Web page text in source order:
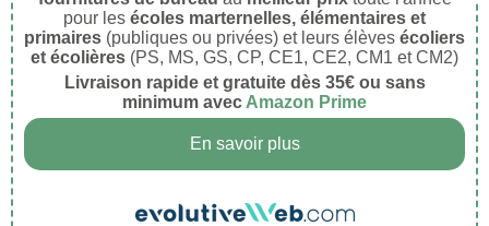
pour les écoles marternelles, élémentaires et
primaires (publiques ou privées) et leurs élèves écoliers
et écolières (PS, MS, GS, CP, CE1, CE2, CM1 et CM2)
Livraison rapide et gratuite dès 35€ ou sans
minimum avec Amazon Prime
En savoir plus